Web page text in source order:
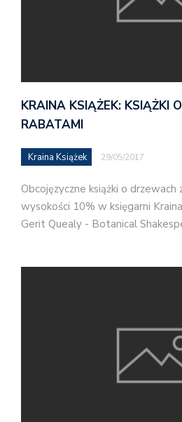
KRAINA KSIĄŻEK: KSIĄŻKI
RABATAMI
Kraina Książek 29/05/2017
Obcojęzyczne książki o
wysokości 10% w księgarni
Gerit Quealy - Botanical